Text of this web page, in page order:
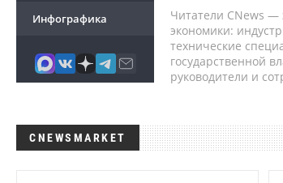
Инфографика
Читатели CNews —
экономики:
технические
государственной
руководители и
CNEWSMARKET